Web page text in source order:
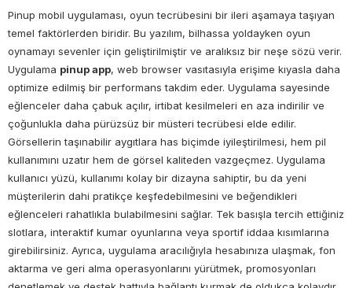
Pinup mobil uygulaması, oyun tecrübesini bir ileri aşamaya taşıyan
temel faktörlerden biridir. Bu yazılım, bilhassa yoldayken oyun
oynamayı sevenler için geliştirilmiştir ve aralıksız bir neşe sözü verir.
Uygulama pinup app, web browser vasıtasıyla erişime kıyasla daha
optimize edilmiş bir performans takdim eder. Uygulama sayesinde
eğlenceler daha çabuk açılır, irtibat kesilmeleri en aza indirilir ve
çoğunlukla daha pürüzsüz bir müsteri tecrübesi elde edilir.
Görsellerin taşınabilir aygıtlara has biçimde iyileştirilmesi, hem pil
kullanımını uzatır hem de görsel kaliteden vazgeçmez. Uygulama
kullanıcı yüzü, kullanımı kolay bir dizayna sahiptir, bu da yeni
müşterilerin dahi pratikçe keşfedebilmesini ve beğendikleri
eğlenceleri rahatlıkla bulabilmesini sağlar. Tek basışla tercih ettiğiniz
slotlara, interaktif kumar oyunlarına veya sportif iddaa kısımlarına
girebilirsiniz. Ayrıca, uygulama aracılığıyla hesabınıza ulaşmak, fon
aktarma ve geri alma operasyonlarını yürütmek, promosyonları